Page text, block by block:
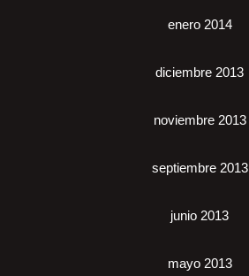
enero 2014
diciembre 2013
noviembre 2013
septiembre 2013
junio 2013
mayo 2013